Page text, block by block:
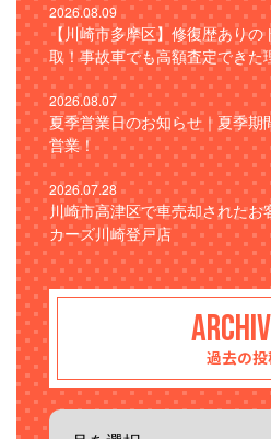
2026.08.09
【川崎市多摩区】修復歴あり
取！事故車でも高額査定できた
2026.08.07
夏季営業日のお知らせ｜夏季
営業！
2026.07.28
川崎市高津区で車売却された
カーズ川崎登戸店
過去の投